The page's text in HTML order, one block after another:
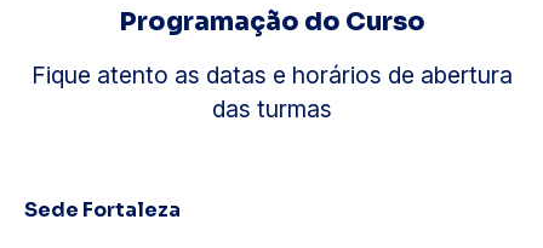
Programação do Curso
Fique atento as datas e horários de abertura
das turmas
Sede Fortaleza